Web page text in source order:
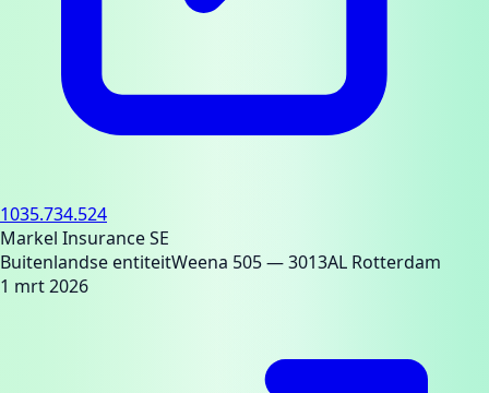
1035.734.524
Markel Insurance SE
Buitenlandse entiteitWeena 505— 3013AL Rotterdam
1 mrt 2026